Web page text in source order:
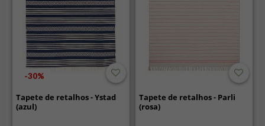
-30%
Tapete de retalhos - Ystad
(azul)
Tapete de retalhos - Parli
(rosa)